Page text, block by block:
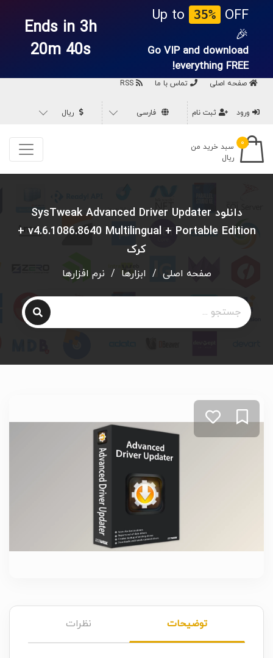
Up to 35%
OFF
🎉
Go VIP and download
everything FREE!
Ends in 3h
20m 39s
صفحه اصلی تماس با ما
ورود ثبت نام فارسی ریال
۰
سبد خرید من
ریال
دانلود SysTweak Advanced Driver Updater
v4.6.1086.8640 Multilingual + Portable Edition +
کرک
صفحه اصلی / ابزارها / نرم افزارها
توضیحات نظرات